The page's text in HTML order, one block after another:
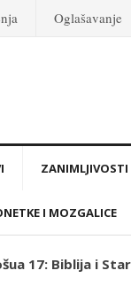
Oglašavanje
ZANIMLJIVOSTI
I MOZGALICE
17: Biblija i